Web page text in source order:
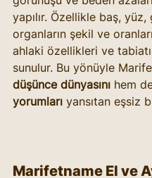
yapılır. Özellikle baş,
organların şekil ve
ahlaki özellikleri ve tabiatı
sunulur. Bu yönüyle
düşünce dünyasını hem
yorumları yansıtan eşsiz
Marifetname El ve